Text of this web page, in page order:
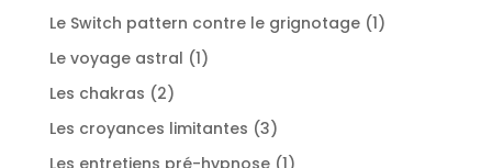
produit
Le Switch pattern contre le grignotage 11
Le voyage astral 11
Les chakras 22
produits
Les croyances limitantes 33
produits
Les entretiens pré-hypnose 11